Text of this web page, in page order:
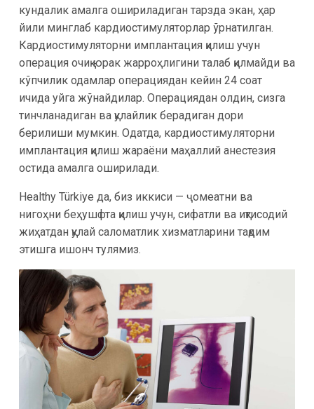
кундалик амалга ошириладиган тарзда экан, ҳар
йили минглаб кардиостимуляторлар ўрнатилган.
Кардиостимуляторни имплантация қилиш учун
операция очиқ юрак жарроҳлигини талаб қилмайди ва
кўпчилик одамлар операциядан кейин 24 соат
ичида уйга жўнайдилар. Операциядан олдин, сизга
тинчланадиган ва қулайлик берадиган дори
берилиши мумкин. Одатда, кардиостимуляторни
имплантация қилиш жараёни маҳаллий анестезия
остида амалга оширилади.
Healthy Türkiye да, биз иккиси — ҷомеатни ва
нигоҳни беҳушфта қилиш учун, сифатли ва иқтисодий
жиҳатдан қулай саломатлик хизматларини тақдим
этишга ишонч тулямиз.